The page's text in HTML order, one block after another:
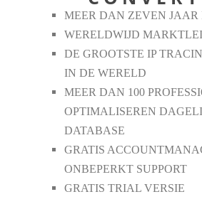
MEER DAN ZEVEN JAAR
WERELDWIJD
DE GROOTSTE IP
IN DE WERELD
MEER DAN 100
OPTIMALISEREN
DATABASE
GRATIS
ONBEPERKT SUPPORT
GRATIS TRIAL VERSIE